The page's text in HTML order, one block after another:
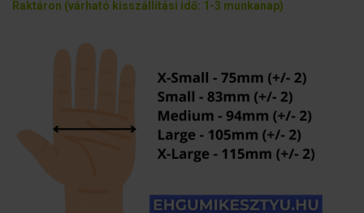
Raktáron (várható kisszállítási idő: 1-3 munkanap)